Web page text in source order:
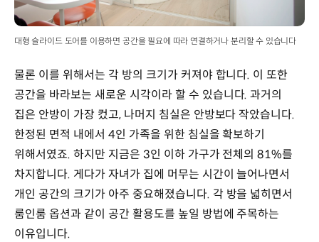
대형 슬라이드 도어를 이용하면 공간을 필요에 따라 연결하거나 분리할 수 있습니다
물론 이를 위해서는 각 방의 크기가 커져야 합니다. 이 또한
공간을 바라보는 새로운 시각이라 할 수 있습니다. 과거의
집은 안방이 가장 컸고, 나머지 침실은 안방보다 작았습니다.
한정된 면적 내에서 4인 가족을 위한 침실을 확보하기
위해서였죠. 하지만 지금은 3인 이하 가구가 전체의 81%를
차지합니다. 게다가 자녀가 집에 머무는 시간이 늘어나면서
개인 공간의 크기가 아주 중요해졌습니다. 각 방을 넓히면서
룸인룸 옵션과 같이 공간 활용도를 높일 방법에 주목하는
이유입니다.